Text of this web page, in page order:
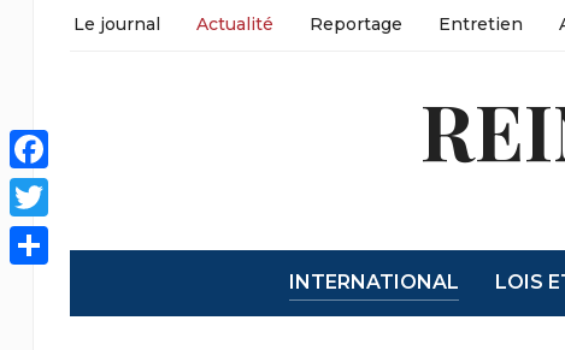
Le journal Actualité Reportage Entretien
INTERNATIONAL LOIS
Facebook
Twitter